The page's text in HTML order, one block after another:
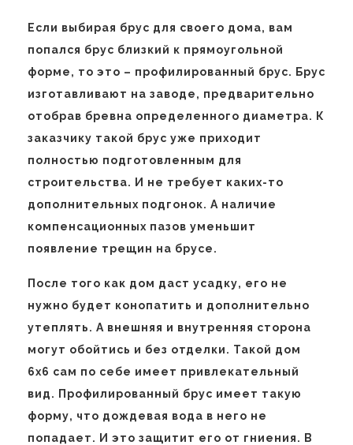
Если выбирая брус для своего дома, вам
попался брус близкий к прямоугольной
форме, то это – профилированный брус. Брус
изготавливают на заводе, предварительно
отобрав бревна определенного диаметра. К
заказчику такой брус уже приходит
полностью подготовленным для
строительства. И не требует каких-то
дополнительных подгонок. А наличие
компенсационных пазов уменьшит
появление трещин на брусе.
После того как дом даст усадку, его не
нужно будет конопатить и дополнительно
утеплять. А внешняя и внутренняя сторона
могут обойтись и без отделки. Такой дом
6х6 сам по себе имеет привлекательный
вид. Профилированный брус имеет такую
форму, что дождевая вода в него не
попадает. И это защитит его от гниения. В